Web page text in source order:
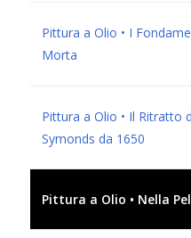
Pittura a Olio • I
Morta
Pittura a Olio • Il Ritratto
Symonds da 1650
Pittura a Olio • Nella